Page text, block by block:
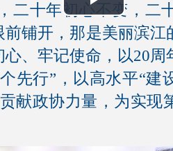
Play
Video
Play
Video
二十年初心不变，二
铺开，那是美丽滨江
、牢记使命，以20
先行”，以高水平“建
献政协力量，为实现